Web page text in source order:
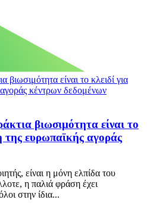
βιωσιμότητα είναι το
της ευρωπαϊκής αγοράς
είναι η μόνη ελπίδα του
η παλιά φράση έχει
στην ίδια...